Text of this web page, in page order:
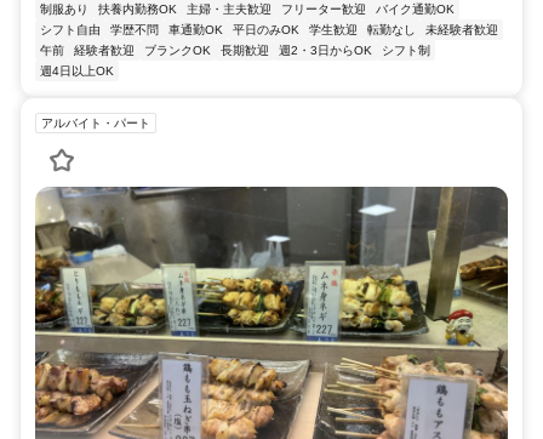
制服あり 扶養内勤務OK 主婦・主夫歓迎 フリーター歓迎
バイク通勤OK
シフト自由
学歴不問 車通勤OK 平日のみOK 学生歓迎 転勤なし
未経験者歓迎
午前
経験者歓迎 ブランクOK 長期歓迎 週2・3日からOK
シフト制
週4日以上OK
アルバイト・パート